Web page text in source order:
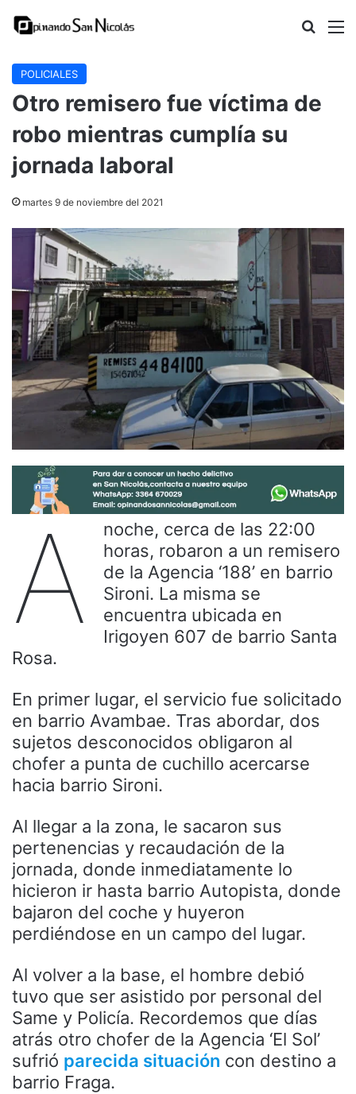
Buscar
POLICIALES
Otro remisero fue víctima de
robo mientras cumplía su
jornada laboral
martes 9 de noviembre del 2021
A
noche, cerca de las 22:00
horas, robaron a un remisero
de la Agencia ‘188’ en barrio
Sironi. La misma se
encuentra ubicada en
Irigoyen 607 de barrio Santa
Rosa.
En primer lugar, el servicio fue solicitado
en barrio Avambae. Tras abordar, dos
sujetos desconocidos obligaron al
chofer a punta de cuchillo acercarse
hacia barrio Sironi.
Al llegar a la zona, le sacaron sus
pertenencias y recaudación de la
jornada, donde inmediatamente lo
hicieron ir hasta barrio Autopista, donde
bajaron del coche y huyeron
perdiéndose en un campo del lugar.
Al volver a la base, el hombre debió
tuvo que ser asistido por personal del
Same y Policía. Recordemos que días
atrás otro chofer de la Agencia ‘El Sol’
sufrió parecida situación con destino a
barrio Fraga.